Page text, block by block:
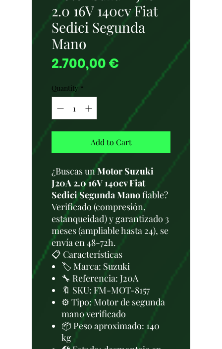
2.0 16V 140cv Fiat
Sedici Segunda
Mano
2.700,00 €
Quantity *
Add to Cart
¿Buscas unMotor Suzuki
J20A 2.0 16V 140cv Fiat
Sedici Segunda Manofiable?
Verificado (compresión,
estanqueidad) y garantizado 3
meses (ampliable hasta 24), se
envía en 48-72h.
📋 Características
🏷️ Marca: Suzuki
🔧 Referencia: J20A
🔖 SKU: FM-MOT-8157
⚙️ Tipo: Motor de segunda
mano verificado
📦 Peso aproximado: 140
kg